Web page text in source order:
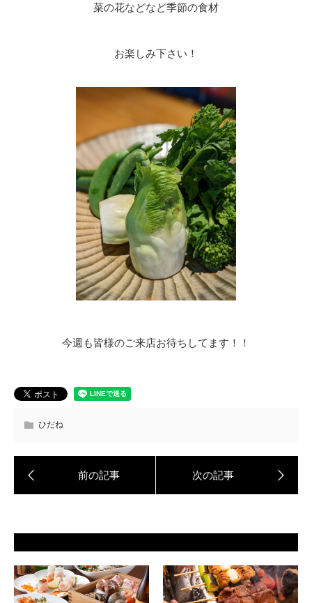
菜の花などなど季節の食材
お楽しみ下さい！
今週も皆様のご来店お待ちしてます！！
ひだね